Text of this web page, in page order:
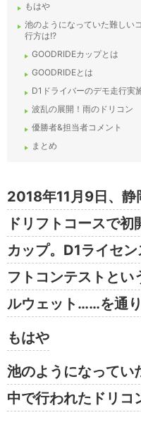
もはや
池のようになっていた難しい
行方は!?
GOODRIDEカップとは
GOODRIDEとは
D1ドライバーのデモ走行実
波乱の展開！雨のドリコン
優勝者&担当者コメント
まとめ
2018年11月9日、静
ドリフトコースで
カップ。D1ライセ
フトコンテストとい
ルウェット……を通
もはや
池のようになってい
中で行われたドリコ